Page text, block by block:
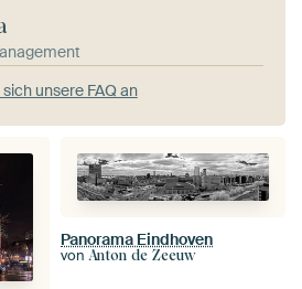
unsere FAQ an
Panorama Eindhoven
von Anton de Zeeuw